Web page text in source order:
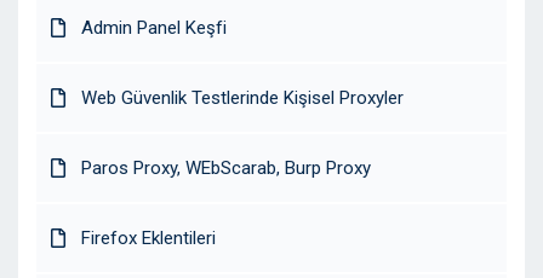
Admin Panel Keşfi
Web Güvenlik Testlerinde Kişisel Proxyler
Paros Proxy, WEbScarab, Burp Proxy
Firefox Eklentileri